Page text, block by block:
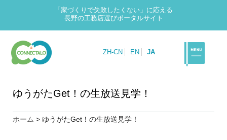
「家づくりで失敗したくない」に応える
長野の工務店選びポータルサイト
ZH-CN EN JA
ゆうがたGet！の生放送見学！
ホーム > ゆうがたGet！の生放送見学！